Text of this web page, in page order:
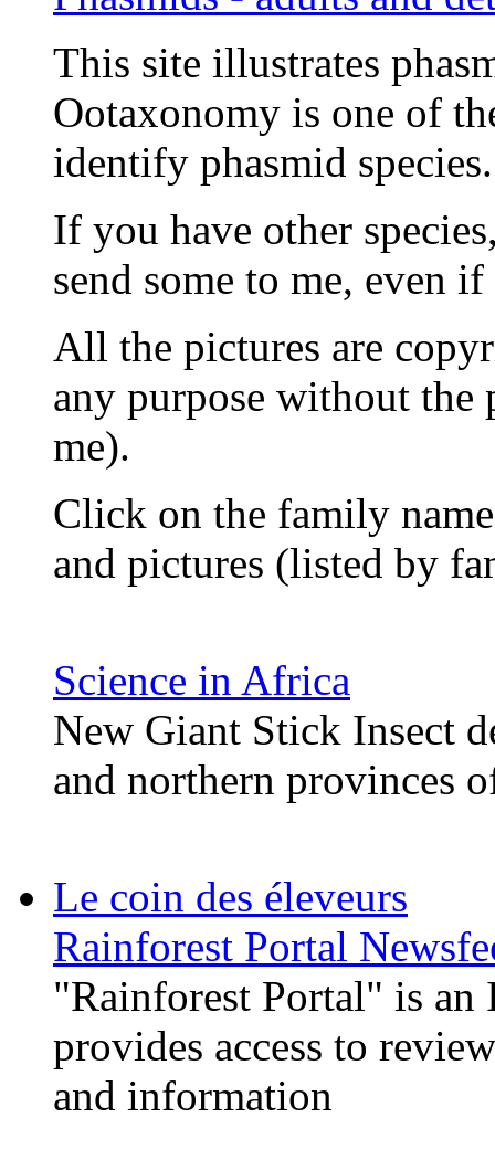
This site illustrates
Ootaxonomy is one of
identify phasmid species.
If you have other
send some to me, even
All the pictures are
any purpose without the
me).
Click on the family
and pictures (listed by
Science in Africa
New Giant Stick Insect
and northern provinces
Le coin des éleveurs
Rainforest Portal
"Rainforest Portal" is an
provides access to
and information